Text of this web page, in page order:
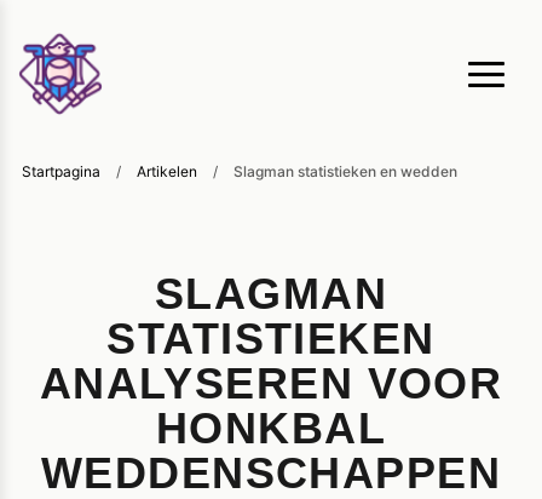
Startpagina / Artikelen / Slagman statistieken en wedden
SLAGMAN
STATISTIEKEN
ANALYSEREN VOOR
HONKBAL
WEDDENSCHAPPEN